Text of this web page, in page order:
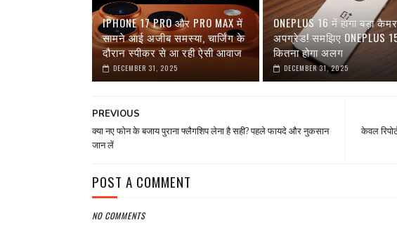
IPHONE 17 PRO और PRO MAX में
सामने आई अजीब समस्या, चार्जिंग के
दौरान स्पीकर से आ रही ऐसी आवाज
DECEMBER 31, 2025
ONEPLUS 16 में होगा बड़ा
अपग्रेड! समझिए ONEPLUS
कितना होगा अलग
DECEMBER 31, 2025
केवल
PREVIOUS
क्या नए फोन के बजाय पुराना फ्लैगशिप लेना है सही? पहले फायदे और नुकसान
जान लें
POST A COMMENT
NO COMMENTS